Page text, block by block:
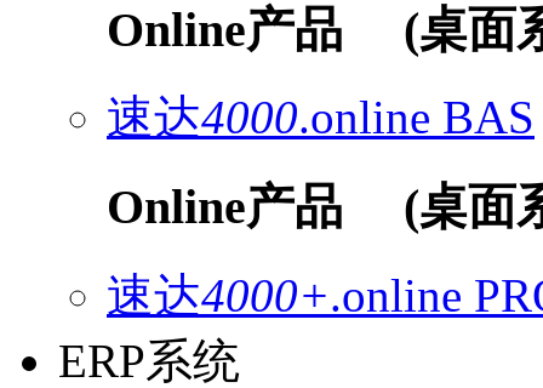
Online产品 (桌面
速达4000.online BAS
Online产品 (桌面
速达4000+.online
ERP系统